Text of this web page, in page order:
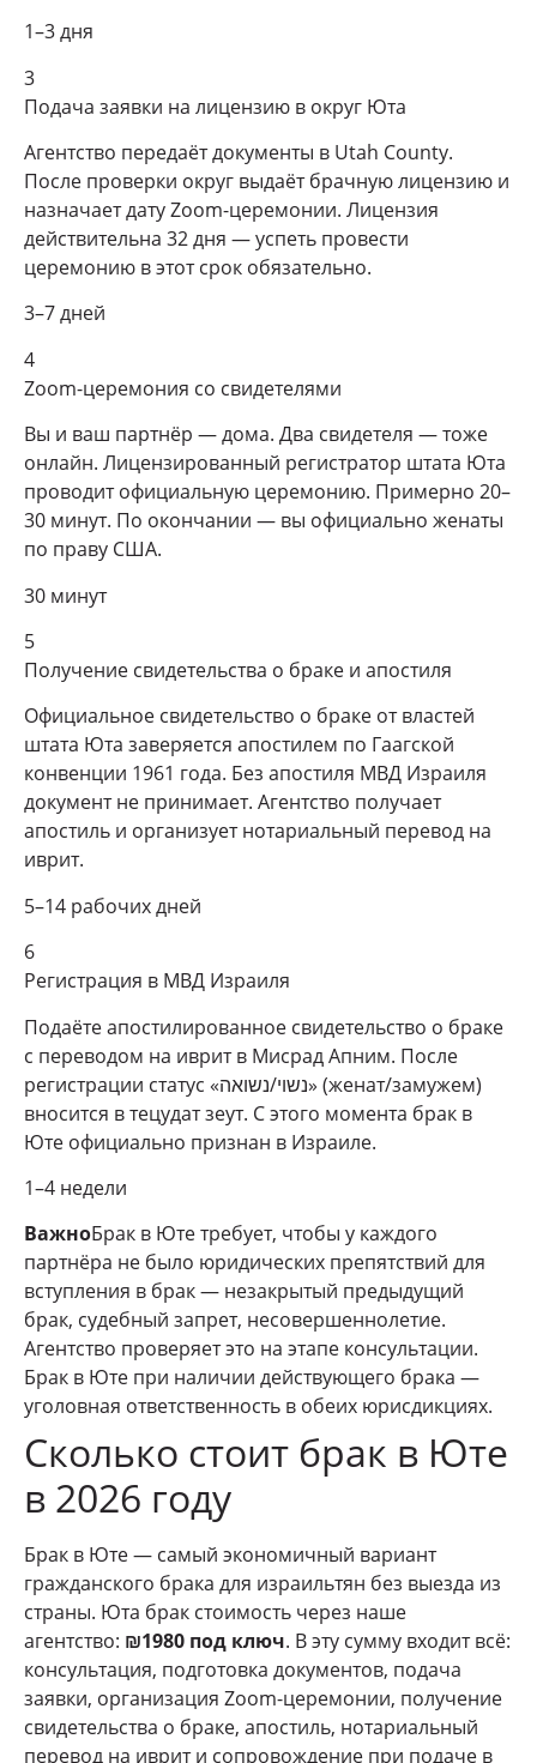
1–3 дня
3
Подача заявки на лицензию в округ Юта
Агентство передаёт документы в Utah County.
После проверки округ выдаёт брачную лицензию и
назначает дату Zoom-церемонии. Лицензия
действительна 32 дня — успеть провести
церемонию в этот срок обязательно.
3–7 дней
4
Zoom-церемония со свидетелями
Вы и ваш партнёр — дома. Два свидетеля — тоже
онлайн. Лицензированный регистратор штата Юта
проводит официальную церемонию. Примерно 20–
30 минут. По окончании — вы официально женаты
по праву США.
30 минут
5
Получение свидетельства о браке и апостиля
Официальное свидетельство о браке от властей
штата Юта заверяется апостилем по Гаагской
конвенции 1961 года. Без апостиля МВД Израиля
документ не принимает. Агентство получает
апостиль и организует нотариальный перевод на
иврит.
5–14 рабочих дней
6
Регистрация в МВД Израиля
Подаёте апостилированное свидетельство о браке
с переводом на иврит в Мисрад Апним. После
регистрации статус «נשוי/נשואה» (женат/замужем)
вносится в тецудат зеут. С этого момента брак в
Юте официально признан в Израиле.
1–4 недели
ВажноБрак в Юте требует, чтобы у каждого
партнёра не было юридических препятствий для
вступления в брак — незакрытый предыдущий
брак, судебный запрет, несовершеннолетие.
Агентство проверяет это на этапе консультации.
Брак в Юте при наличии действующего брака —
уголовная ответственность в обеих юрисдикциях.
Сколько стоит брак в Юте
в 2026 году
Брак в Юте — самый экономичный вариант
гражданского брака для израильтян без выезда из
страны. Юта брак стоимость через наше
агентство: ₪1980 под ключ. В эту сумму входит всё:
консультация, подготовка документов, подача
заявки, организация Zoom-церемонии, получение
свидетельства о браке, апостиль, нотариальный
перевод на иврит и сопровождение при подаче в